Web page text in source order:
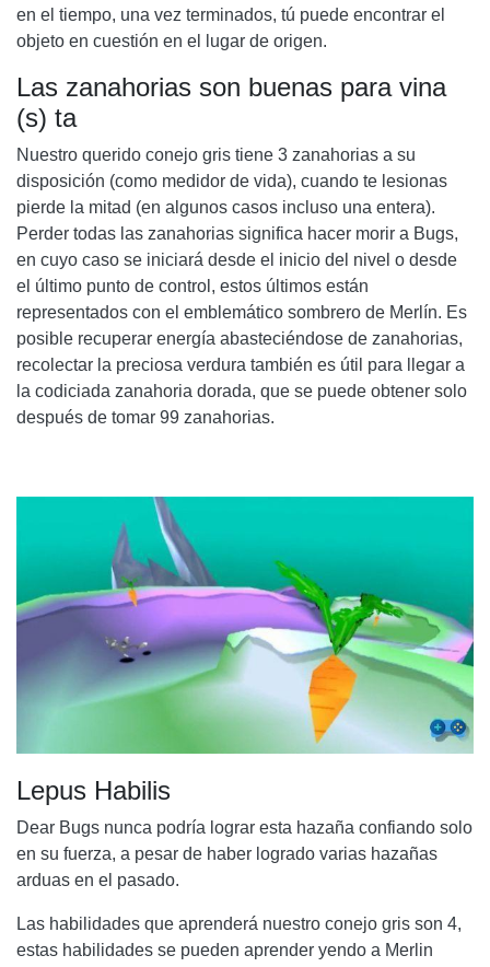
en el tiempo, una vez terminados, tú puede encontrar el
objeto en cuestión en el lugar de origen.
Las zanahorias son buenas para vina
(s) ta
Nuestro querido conejo gris tiene 3 zanahorias a su
disposición (como medidor de vida), cuando te lesionas
pierde la mitad (en algunos casos incluso una entera).
Perder todas las zanahorias significa hacer morir a Bugs,
en cuyo caso se iniciará desde el inicio del nivel o desde
el último punto de control, estos últimos están
representados con el emblemático sombrero de Merlín. Es
posible recuperar energía abasteciéndose de zanahorias,
recolectar la preciosa verdura también es útil para llegar a
la codiciada zanahoria dorada, que se puede obtener solo
después de tomar 99 zanahorias.
Lepus Habilis
Dear Bugs nunca podría lograr esta hazaña confiando solo
en su fuerza, a pesar de haber logrado varias hazañas
arduas en el pasado.
Las habilidades que aprenderá nuestro conejo gris son 4,
estas habilidades se pueden aprender yendo a Merlin